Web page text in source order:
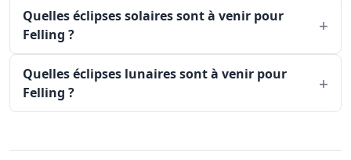
Quelles éclipses solaires sont à venir pour
Felling ?
Quelles éclipses lunaires sont à venir pour
Felling ?